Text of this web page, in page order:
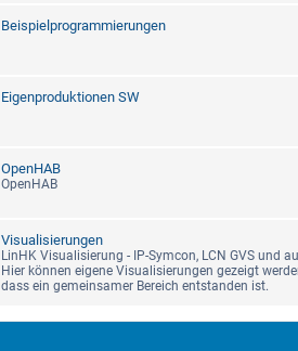
Beispielprogrammierungen
Eigenproduktionen SW
OpenHAB
OpenHAB
Visualisierungen
LinHK Visualisierung - IP-Symcon, LCN GVS und
Hier können eigene Visualisierungen gezeigt
dass ein gemeinsamer Bereich entstanden ist.